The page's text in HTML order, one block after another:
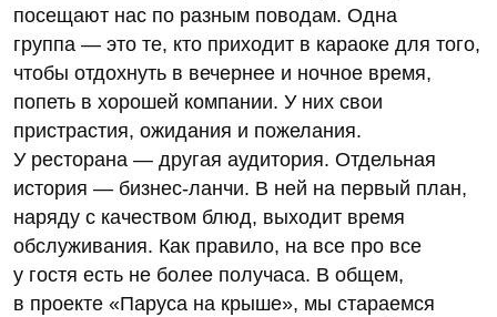
посещают нас по разным поводам. Одна
группа — это те, кто приходит в караоке для того,
чтобы отдохнуть в вечернее и ночное время,
попеть в хорошей компании. У них свои
пристрастия, ожидания и пожелания.
У ресторана — другая аудитория. Отдельная
история — бизнес-ланчи. В ней на первый план,
наряду с качеством блюд, выходит время
обслуживания. Как правило, на все про все
у гостя есть не более получаса. В общем,
в проекте «Паруса на крыше», мы стараемся